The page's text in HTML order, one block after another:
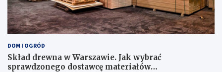
DOM I OGRÓD
Skład drewna w Warszawie. Jak wybrać
sprawdzonego dostawcę materiałów